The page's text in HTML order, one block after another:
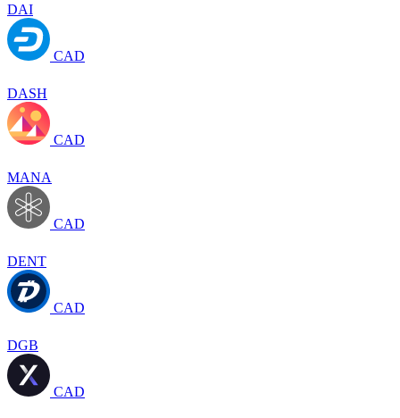
DAI
CAD
DASH
CAD
MANA
CAD
DENT
CAD
DGB
CAD